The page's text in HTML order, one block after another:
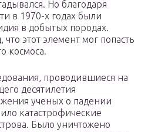
Но благодаря
в 1970-х годах были
в добытых породах.
этот элемент мог попасть
космоса.
проводившиеся на
десятилетия
ученых о падении
катастрофические
Было уничтожено